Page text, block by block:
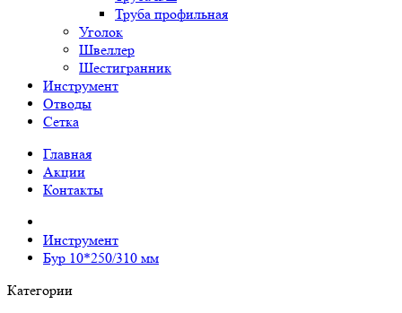
Труба профильная
Уголок
Швеллер
Шестигранник
Инструмент
Отводы
Сетка
Главная
Акции
Контакты
Инструмент
Бур 10*250/310 мм
Категории